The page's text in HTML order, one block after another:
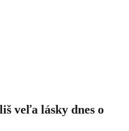
veľa lásky dnes o